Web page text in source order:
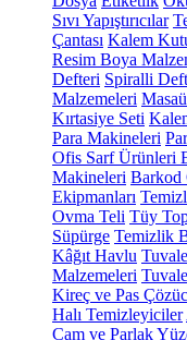
Sıvı Yapıştırıcılar
Çantası Kalem
Resim Boya
Defteri Spiralli
Malzemeleri
Kırtasiye Seti
Para Makineleri
Ofis Sarf Ürünleri
Makineleri Barkod
Ekipmanları
Ovma Teli Tüy
Süpürge Temizlik
Kâğıt Havlu
Malzemeleri
Kireç ve Pas
Halı Temizleyiciler
Cam ve Parlak